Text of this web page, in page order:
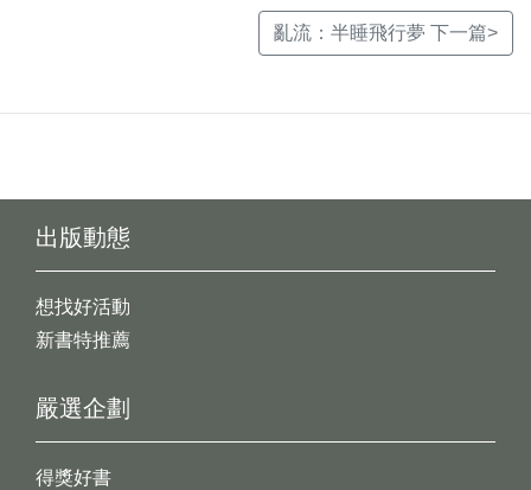
亂流：半睡飛行夢 下一篇>
出版動態
想找好活動
新書特推薦
嚴選企劃
得獎好書